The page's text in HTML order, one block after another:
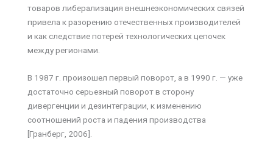
товаров либерализация внешнеэкономических связей
привела к разорению отечественных производителей
и как следствие потерей технологических цепочек
между регионами.
В 1987 г. произошел первый поворот, а в 1990 г. — уже
достаточно серьезный поворот в сторону
дивергенции и дезинтеграции, к изменению
соотношений роста и падения производства
[Гранберг, 2006].